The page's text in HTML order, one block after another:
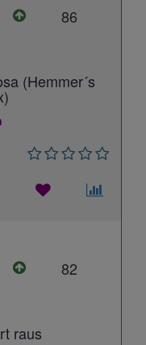
86
(Hemmer´s
82
raus